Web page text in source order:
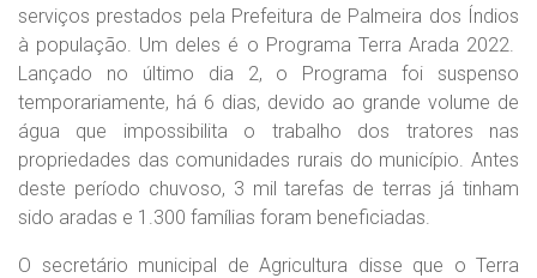
serviços prestados pela Prefeitura de Palmeira dos Índios
à população. Um deles é o Programa Terra Arada 2022.
Lançado no último dia 2, o Programa foi suspenso
temporariamente, há 6 dias, devido ao grande volume de
água que impossibilita o trabalho dos tratores nas
propriedades das comunidades rurais do município. Antes
deste período chuvoso, 3 mil tarefas de terras já tinham
sido aradas e 1.300 famílias foram beneficiadas.
O secretário municipal de Agricultura disse que o Terra